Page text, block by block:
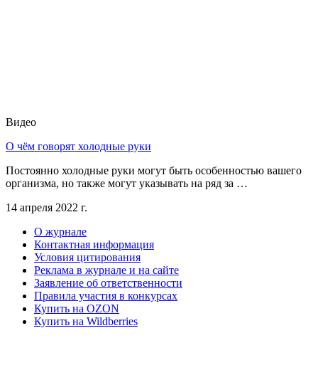
Видео
О чём говорят холодные руки
Постоянно холодные руки могут быть особенностью вашего
организма, но также могут указывать на ряд за …
14 апреля 2022 г.
О журнале
Контактная информация
Условия цитирования
Реклама в журнале и на сайте
Заявление об ответственности
Правила участия в конкурсах
Купить на OZON
Купить на Wildberries